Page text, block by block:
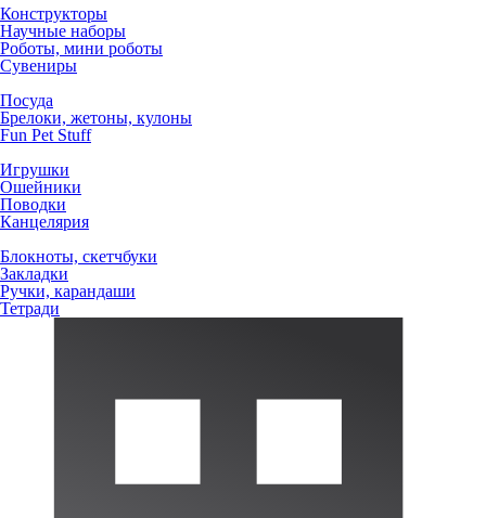
Конструкторы
Научные наборы
Роботы, мини роботы
Сувениры
Посуда
Брелоки, жетоны, кулоны
Fun Pet Stuff
Игрушки
Ошейники
Поводки
Канцелярия
Блокноты, скетчбуки
Закладки
Ручки, карандаши
Тетради